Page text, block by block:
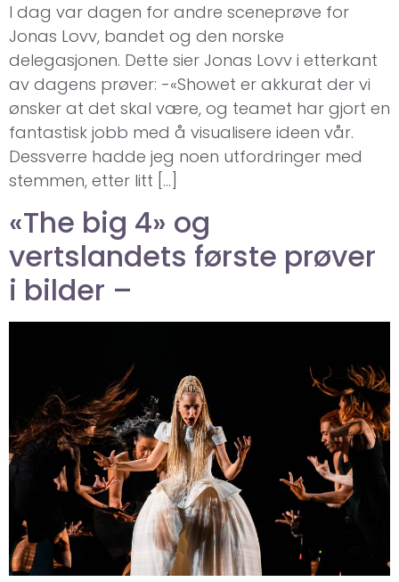
I dag var dagen for andre sceneprøve for
Jonas Lovv, bandet og den norske
delegasjonen. Dette sier Jonas Lovv i etterkant
av dagens prøver: -«Showet er akkurat der vi
ønsker at det skal være, og teamet har gjort en
fantastisk jobb med å visualisere ideen vår.
Dessverre hadde jeg noen utfordringer med
stemmen, etter litt […]
«The big 4» og
vertslandets første prøver
i bilder –